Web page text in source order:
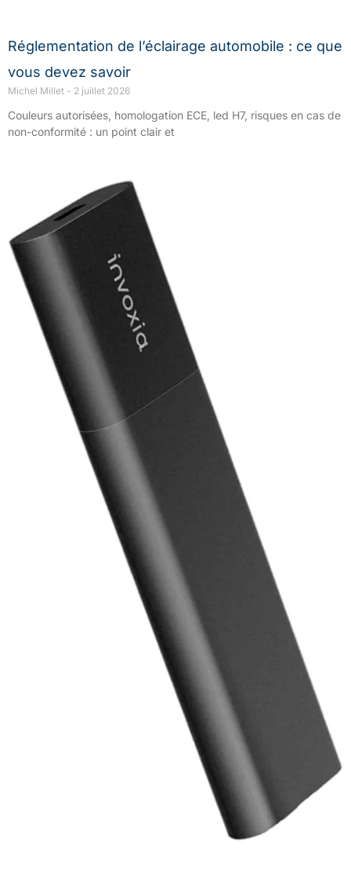
Réglementation de l’éclairage automobile : ce que
vous devez savoir
Michel Millet 2 juillet 2026
Couleurs autorisées, homologation ECE, led H7, risques en cas de
non-conformité : un point clair et